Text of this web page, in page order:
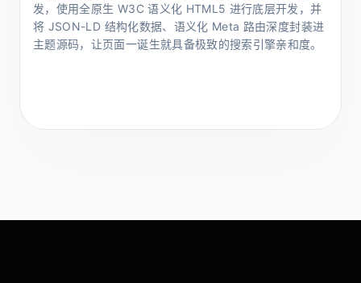
发，使用全原生 W3C 语义化 HTML5 进行底层开发，并
将 JSON-LD 结构化数据、语义化 Meta 路由深度封装进
主题源码，让页面一诞生就具备极致的搜索引擎亲和度。